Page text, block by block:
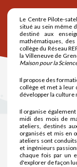
Le Centre Pilote-
situé au sein même
destiné aux
mathématiques,
collège du Réseau
la Villeneuve de
Maison pour la
Il propose des
collège et met à leur
développer la
Il organise
midi des mois de
ateliers, destinés
organisés et mis en
ateliers sont
et ingénieurs
chaque fois par un
d'explorer de façon